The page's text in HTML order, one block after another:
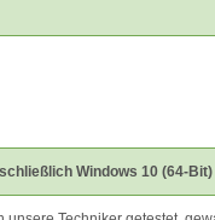
Windows 10 (64-Bit)